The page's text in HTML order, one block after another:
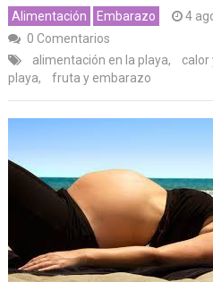
Alimentación Embarazo
4
0 Comentarios
alimentación en la playa, calor
playa, fruta y embarazo